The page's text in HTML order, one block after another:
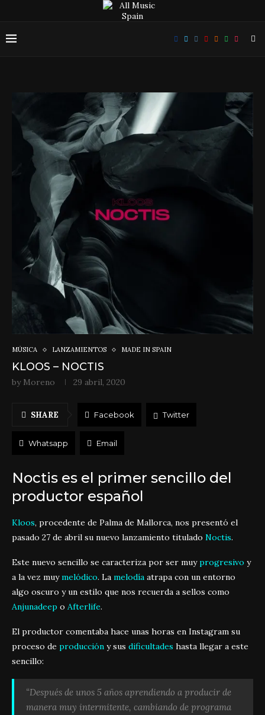
MÚSICA LANZAMIENTOS MADE IN SPAIN
KLOOS – NOCTIS
by Moreno 29 abril, 2020
SHARE Facebook Twitter
Whatsapp Email
Noctis es el primer sencillo del
productor español
Kloos, procedente de Palma de Mallorca, nos presentó el
pasado 27 de abril su nuevo lanzamiento titulado Noctis.
Este nuevo sencillo se caracteriza por ser muyprogresivo y
a la vez muymelódico. La melodía atrapa con un entorno
algo oscuro y un estilo que nos recuerda a sellos como
Anjunadeep o Afterlife.
El productor comentaba hace unas horas en Instagram su
proceso de producción y sus dificultades hasta llegar a este
sencillo:
“Después de unos 5 años aprendiendo a producir de
manera muy intermitente, cambiando de programa